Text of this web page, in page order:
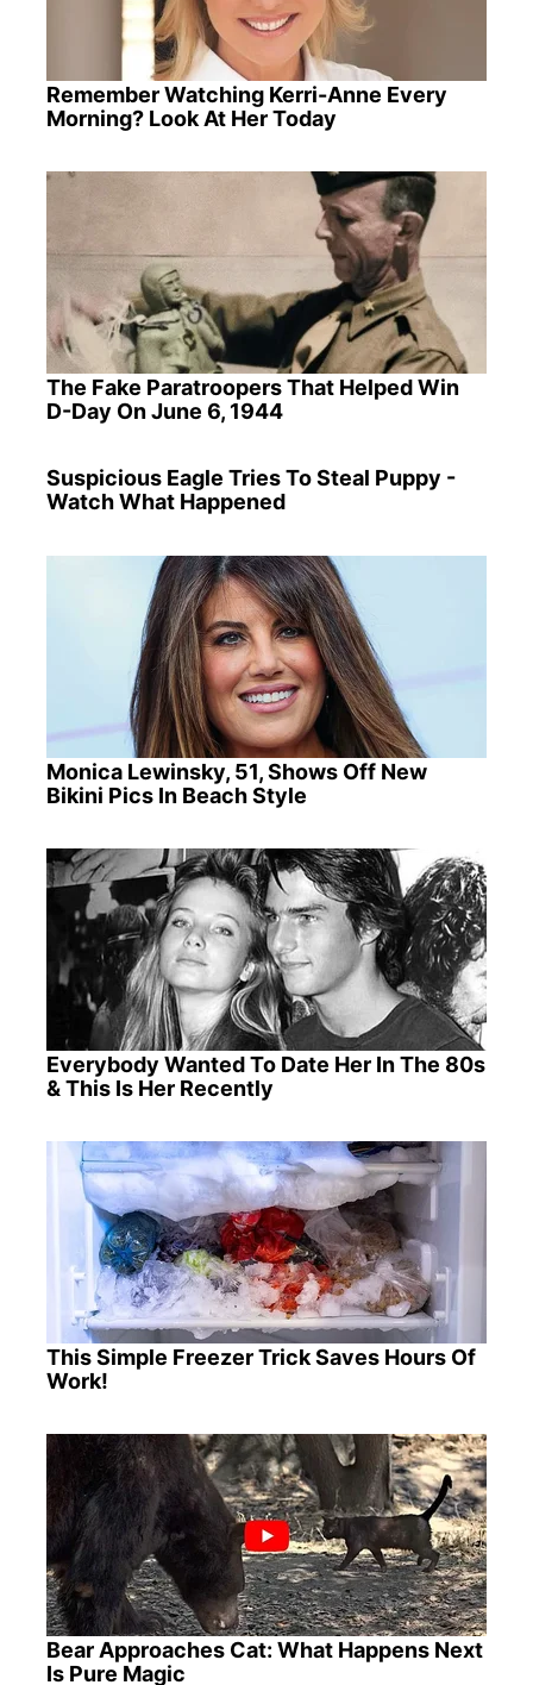
Remember Watching Kerri-Anne Every
Morning? Look At Her Today
The Fake Paratroopers That Helped Win
D-Day On June 6, 1944
Suspicious Eagle Tries To Steal Puppy -
Watch What Happened
Monica Lewinsky, 51, Shows Off New
Bikini Pics In Beach Style
Everybody Wanted To Date Her In The 80s
& This Is Her Recently
This Simple Freezer Trick Saves Hours Of
Work!
Bear Approaches Cat: What Happens Next
Is Pure Magic